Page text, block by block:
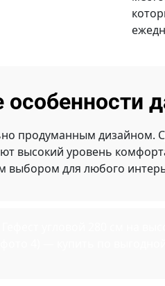
продуманным дизайном.
высокий уровень
выбором для любого